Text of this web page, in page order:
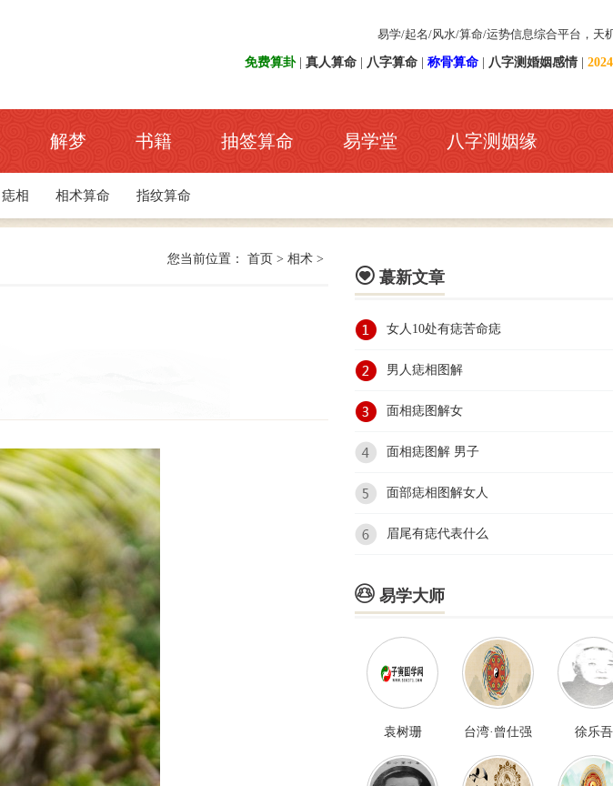
易学/起名/风水/算命/运势信息综合平台，天
免费算卦| 真人算命 八字算命 称骨算命 八字测婚姻感情
解梦 书籍 抽签算命 易学堂 八字测姻缘
痣相 相术算命 指纹算命
您当前位置： 首页 > 相术 >
 蕞新文章
女人10处有痣苦命痣
男人痣相图解
面相痣图解女
面相痣图解 男子
面部痣相图解女人
眉尾有痣代表什么
 易学大师
袁树珊 台湾·曾仕强 徐乐吾